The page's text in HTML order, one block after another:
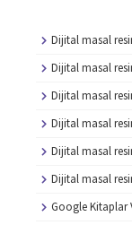
Dijital masal
Dijital masal
Dijital masal
Dijital masal
Dijital masal
Dijital masal
Google Kitaplar